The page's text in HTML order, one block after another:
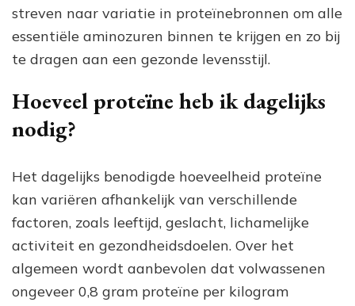
streven naar variatie in proteïnebronnen om alle
essentiële aminozuren binnen te krijgen en zo bij
te dragen aan een gezonde levensstijl.
Hoeveel proteïne heb ik dagelijks
nodig?
Het dagelijks benodigde hoeveelheid proteïne
kan variëren afhankelijk van verschillende
factoren, zoals leeftijd, geslacht, lichamelijke
activiteit en gezondheidsdoelen. Over het
algemeen wordt aanbevolen dat volwassenen
ongeveer 0,8 gram proteïne per kilogram